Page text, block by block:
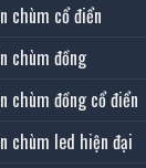
chùm cổ điển
chùm đồng
chùm đồng cổ điển
chùm led hiện đại